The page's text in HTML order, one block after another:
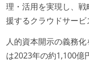
理・活用を実現し、
援するクラウドサービ
人的資本開示の義務
は2023年の約1,100億